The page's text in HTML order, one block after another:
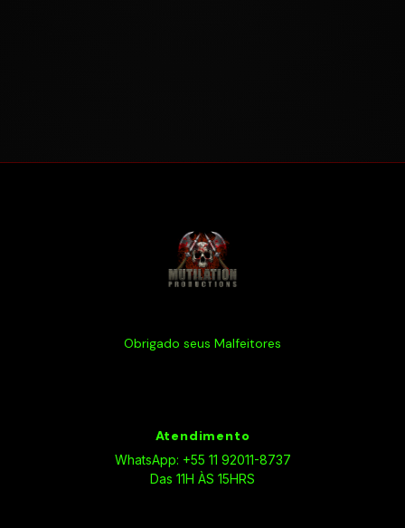
Obrigado seus Malfeitores
Atendimento
WhatsApp: +55 11 92011-8737
Das 11H ÀS 15HRS